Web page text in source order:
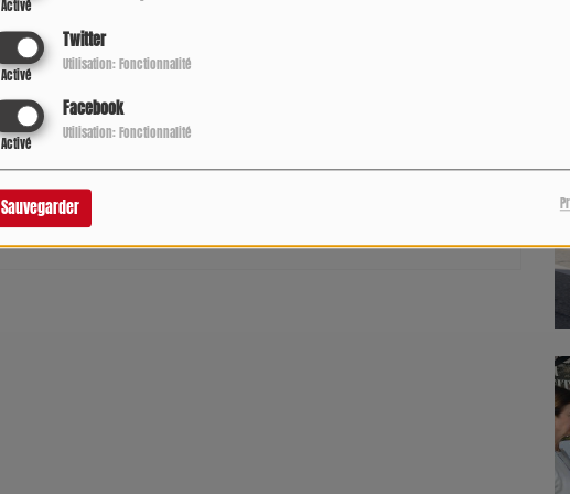
Activé
Twitter
Activé
Utilisation: Fonctionnalité
Facebook
Activé
Utilisation: Fonctionnalité
SauvegarderSE CONNECTER